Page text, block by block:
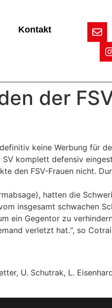
Kontakt
der
keine Werbung für
komplett defensiv
den FSV-Frauen nicht.
hatten die
insgesamt schwachen
ein Gegentor zu
verletzt hat.“, so
U. Schutrak, L.